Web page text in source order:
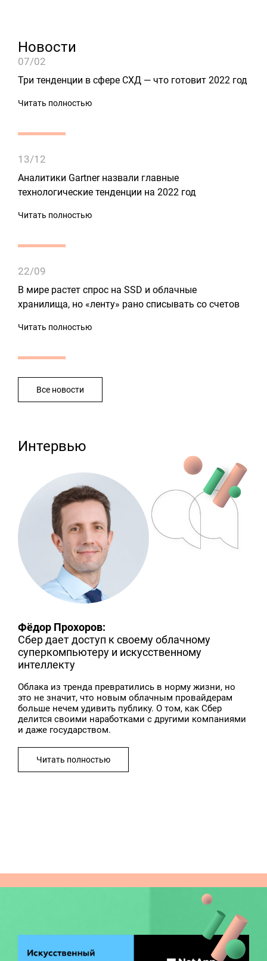
Новости
07/02
Три тенденции в сфере СХД — что готовит 2022 год
Читать полностью
13/12
Аналитики Gartner назвали главные
технологические тенденции на 2022 год
Читать полностью
22/09
В мире растет спрос на SSD и облачные
хранилища, но «ленту» рано списывать со счетов
Читать полностью
Все новости
Интервью
Фёдор Прохоров:
Сбер дает доступ к своему облачному
суперкомпьютеру и искусственному
интеллекту
Облака из тренда превратились в норму жизни, но
это не значит, что новым облачным провайдерам
больше нечем удивить публику. О том, как Сбер
делится своими наработками с другими компаниями
и даже государством.
Читать полностью